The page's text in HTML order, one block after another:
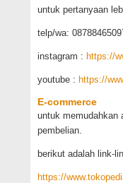
untuk pertanyaan
telp/wa:
instagram : https://
youtube : https://
E-commerce
untuk memudahkan
pembelian.
berikut adalah link-
https://